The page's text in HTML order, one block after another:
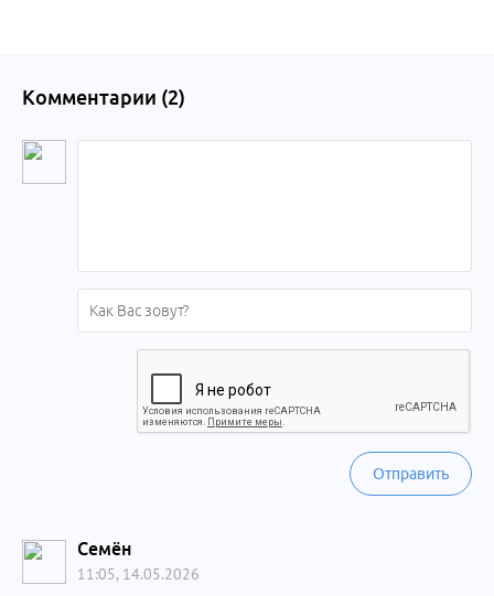
Комментарии (2)
Отправить
Семён
11:05, 14.05.2026